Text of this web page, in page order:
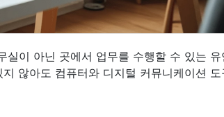
실이 아닌 곳에서 업무를 수행할 수 있는
않아도 컴퓨터와 디지털 커뮤니케이션